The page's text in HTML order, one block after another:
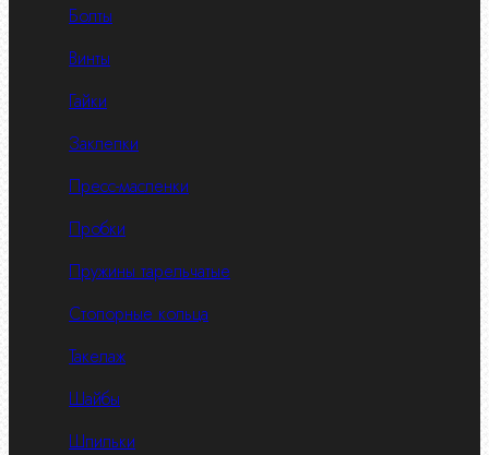
Болты
Винты
Гайки
Заклепки
Пресс-масленки
Пробки
Пружины тарельчатые
Стопорные кольца
Такелаж
Шайбы
Шпильки